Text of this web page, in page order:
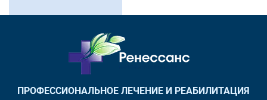
ПРОФЕССИОНАЛЬНОЕ ЛЕЧЕНИЕ И РЕАБИЛИТАЦИЯ